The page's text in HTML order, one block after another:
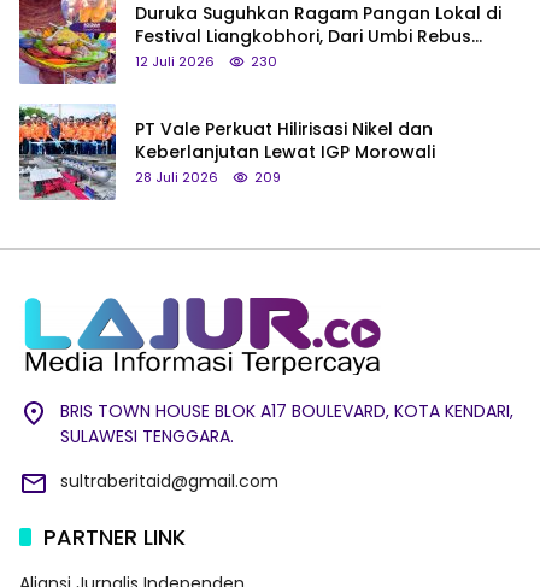
Duruka Suguhkan Ragam Pangan Lokal di
Festival Liangkobhori, Dari Umbi Rebus
hingga Tumpeng Beras Muna
12 Juli 2026 230
PT Vale Perkuat Hilirisasi Nikel dan
Keberlanjutan Lewat IGP Morowali
28 Juli 2026 209
BRIS TOWN HOUSE BLOK A17 BOULEVARD, KOTA KENDARI,
SULAWESI TENGGARA.
sultraberitaid@gmail.com
PARTNER LINK